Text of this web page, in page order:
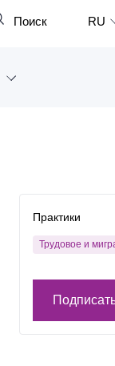
Поиск RU
Практики
Трудовое и